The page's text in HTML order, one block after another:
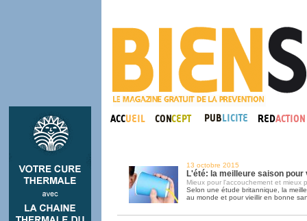
13 octobre 2015
L'été: la meilleure saison pour
Mieux pour l'accouchement et mieux
Selon une étude britannique, la
au monde et pour vieillir en bonne